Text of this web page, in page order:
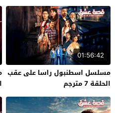
01:56:42
مسلسل اسطنبول راسا على عقب
الحلقة 7 مترجم